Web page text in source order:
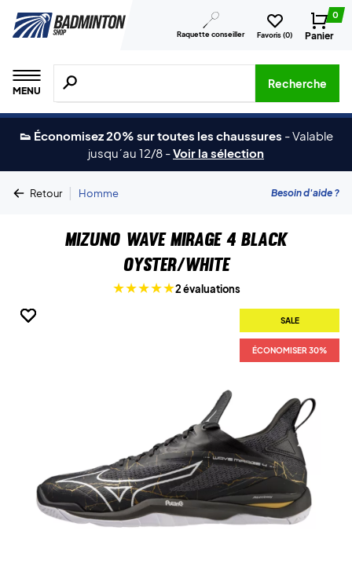
Raquette conseiller Favoris (0)
0
Panier
MENU
Recherche de produits, de marques, etc.
Recherche
👟 Économisez 20% sur toutes les chaussures -Valable
jusqu´au 12/8 -Voir la sélection
Retour | Homme Besoin d'aide ?
Mizuno Wave Mirage 4 Black
Oyster/White
2 évaluations
SALE
ÉCONOMISER 30%
SALE
ÉCONOMISER 30%
SALE
ÉCONOMISER 30%
SALE
ÉCONOMISER 30%
SALE
ÉCONOMISER 30%